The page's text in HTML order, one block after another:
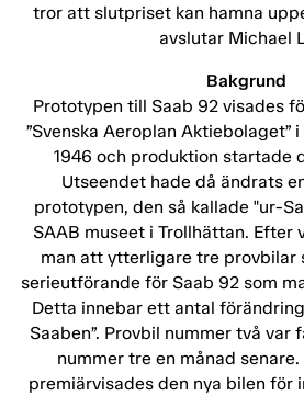
tror att slutpriset kan hamna
avslutar Michael
Bakgrund
Prototypen till Saab 92 visades
”Svenska Aeroplan Aktiebolaget”
1946 och produktion startade
Utseendet hade då ändrats
prototypen, den så kallade "ur-
SAAB museet i Trollhättan. Efter
man att ytterligare tre provbilar
serieutförande för Saab 92 som
Detta innebar ett antal
Saaben”. Provbil nummer två var
nummer tre en månad senare.
premiärvisades den nya bilen för